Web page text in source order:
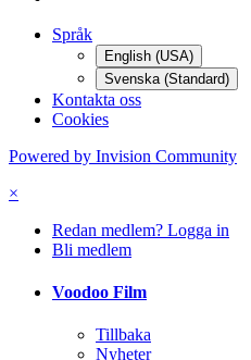
Språk
English (USA)
Svenska (Standard)
Kontakta oss
Cookies
Powered by Invision Community
×
Redan medlem? Logga in
Bli medlem
Voodoo Film
Tillbaka
Nyheter